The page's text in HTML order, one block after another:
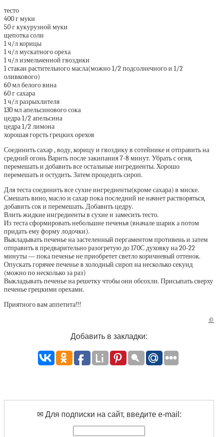
тесто
400 г муки
50 г кукурузной муки
щепотка соли
1 ч/л корицы
1 ч/л мускатного ореха
1 ч/л измельченной гвоздики
1 стакан растительного масла(можно 1/2 подсолнечного и 1/2
оливкового)
60 мл белого вина
60 г сахара
1 ч/л разрыхлителя
130 мл апельсинового сока
цедра 1/2 апельсина
цедра 1/2 лимона
хорошая горсть грецких орехов
Соединить сахар , воду, корицу и гвоздику в сотейнике и отправить на
средний огонь Варить после закипания 7-8 минут. Убрать с огня,
перемешать и добавить все остальные ингредиенты. Хорошо
перемешать и остудить. Затем процедить сироп.
Для теста соединить все сухие ингредиенты(кроме сахара) в миске.
Смешать вино, масло и сахар пока последний не начнет растворяться,
добавить сок и перемешать. Добавить цедру.
Влить жидкие ингредиенты в сухие и замесить тесто.
Из теста сформировать небольшие печенья (вначале шарик а потом
придать ему форму лодочки).
Выкладывать печенье на застеленный пергаментом противень и затем
отправить в предварительно разогретую до 170С духовку на 20-22
минуты — пока печенье не приобретет светло коричневый оттенок.
Опускать горячее печенье в холодный сироп на несколько секунд
(можно по несколько за раз)
Выкладывать печенье на решетку чтобы они обсохли. Присыпать сверху
печенье грецкими орехами.
Приятного вам аппетита!!!
©
Добавить в закладки:
✉ Для подписки на сайт, введите e-mail: